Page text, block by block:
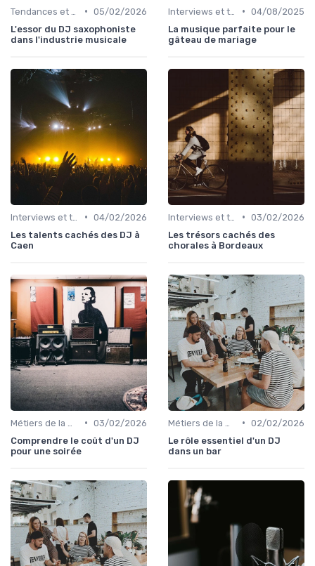
• 05/02/2026
L'essor du DJ saxophoniste
dans l'industrie musicale
• 04/08/2025
La musique parfaite pour le
gâteau de mariage
• 04/02/2026
Les talents cachés des DJ à
Caen
• 03/02/2026
Les trésors cachés des
chorales à Bordeaux
• 03/02/2026
Comprendre le coût d'un DJ
pour une soirée
• 02/02/2026
Le rôle essentiel d'un DJ
dans un bar